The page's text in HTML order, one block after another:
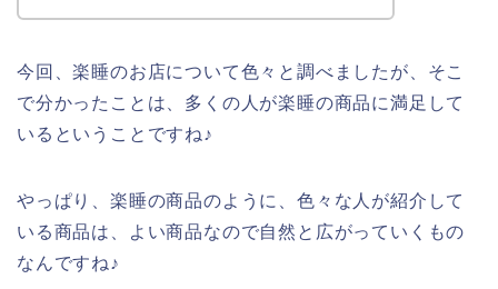
今回、楽睡のお店について色々と調べましたが、そこ
で分かったことは、多くの人が楽睡の商品に満足して
いるということですね♪
やっぱり、楽睡の商品のように、色々な人が紹介して
いる商品は、よい商品なので自然と広がっていくもの
なんですね♪